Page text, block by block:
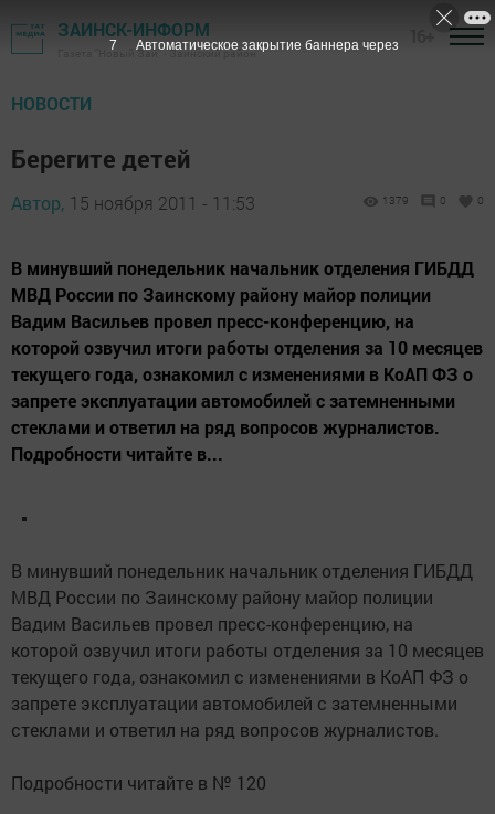
ЗАИНСК-ИНФОРМ
Газета "Новый Зай" - Заинский район
НОВОСТИ
Берегите детей
Автор, 15 ноября 2011 - 11:53 1379 0 0
В минувший понедельник начальник отделения ГИБДД
МВД России по Заинскому району майор полиции
Вадим Васильев провел пресс-конференцию, на
которой озвучил итоги работы отделения за 10 месяцев
текущего года, ознакомил с изменениями в КоАП ФЗ о
запрете эксплуатации автомобилей с затемненными
стеклами и ответил на ряд вопросов журналистов.
Подробности читайте в...
В минувший понедельник начальник отделения ГИБДД
МВД России по Заинскому району майор полиции
Вадим Васильев провел пресс-конференцию, на
которой озвучил итоги работы отделения за 10 месяцев
текущего года, ознакомил с изменениями в КоАП ФЗ о
запрете эксплуатации автомобилей с затемненными
стеклами и ответил на ряд вопросов журналистов.
Подробности читайте в № 120
6 Автоматическое закрытие баннера через